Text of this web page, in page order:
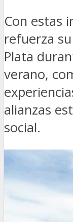
Con estas
refuerza
Plata
verano,
alianzas
social.